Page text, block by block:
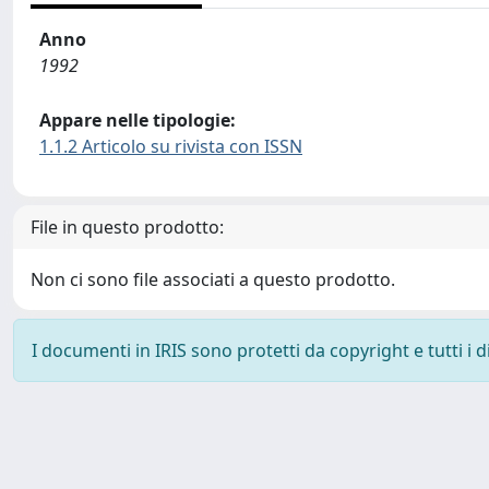
Anno
1992
Appare nelle tipologie:
1.1.2 Articolo su rivista con ISSN
File in questo prodotto:
Non ci sono file associati a questo prodotto.
I documenti in IRIS sono protetti da copyright e tutti i